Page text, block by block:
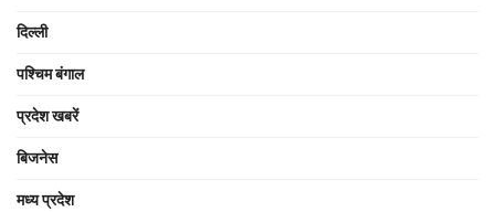
दिल्ली
पश्चिम बंगाल
प्रदेश खबरें
बिजनेस
मध्य प्रदेश